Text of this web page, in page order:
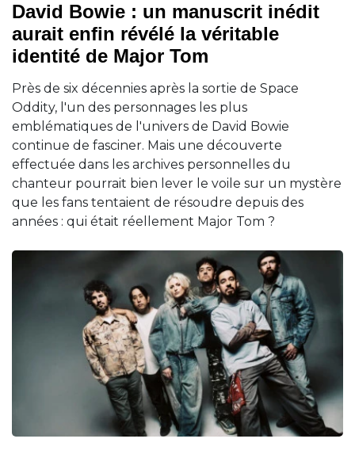
David Bowie : un manuscrit inédit
aurait enfin révélé la véritable
identité de Major Tom
Près de six décennies après la sortie de Space
Oddity, l'un des personnages les plus
emblématiques de l'univers de David Bowie
continue de fasciner. Mais une découverte
effectuée dans les archives personnelles du
chanteur pourrait bien lever le voile sur un mystère
que les fans tentaient de résoudre depuis des
années : qui était réellement Major Tom ?